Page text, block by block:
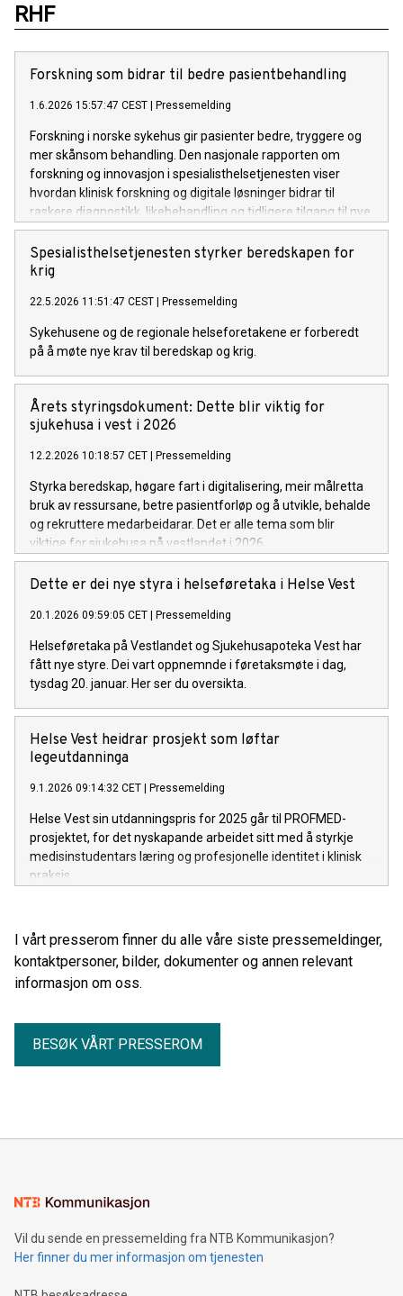
RHF
Forskning som bidrar til bedre pasientbehandling
1.6.2026 15:57:47 CEST | Pressemelding
Forskning i norske sykehus gir pasienter bedre, tryggere og
mer skånsom behandling. Den nasjonale rapporten om
forskning og innovasjon i spesialisthelsetjenesten viser
hvordan klinisk forskning og digitale løsninger bidrar til
raskere diagnostikk, likebehandling og tidligere tilgang til nye
behandlingsmetoder.
Spesialisthelsetjenesten styrker beredskapen for
krig
22.5.2026 11:51:47 CEST | Pressemelding
Sykehusene og de regionale helseforetakene er forberedt
på å møte nye krav til beredskap og krig.
Årets styringsdokument: Dette blir viktig for
sjukehusa i vest i 2026
12.2.2026 10:18:57 CET | Pressemelding
Styrka beredskap, høgare fart i digitalisering, meir målretta
bruk av ressursane, betre pasientforløp og å utvikle, behalde
og rekruttere medarbeidarar. Det er alle tema som blir
viktige for sjukehusa på vestlandet i 2026.
Dette er dei nye styra i helseføretaka i Helse Vest
20.1.2026 09:59:05 CET | Pressemelding
Helseføretaka på Vestlandet og Sjukehusapoteka Vest har
fått nye styre. Dei vart oppnemnde i føretaksmøte i dag,
tysdag 20. januar. Her ser du oversikta.
Helse Vest heidrar prosjekt som løftar
legeutdanninga
9.1.2026 09:14:32 CET | Pressemelding
Helse Vest sin utdanningspris for 2025 går til PROFMED-
prosjektet, for det nyskapande arbeidet sitt med å styrkje
medisinstudentars læring og profesjonelle identitet i klinisk
praksis.
I vårt presserom finner du alle våre siste pressemeldinger,
kontaktpersoner, bilder, dokumenter og annen relevant
informasjon om oss.
BESØK VÅRT PRESSEROM
Vil du sende en pressemelding fra NTB Kommunikasjon?
Her finner du mer informasjon om tjenesten